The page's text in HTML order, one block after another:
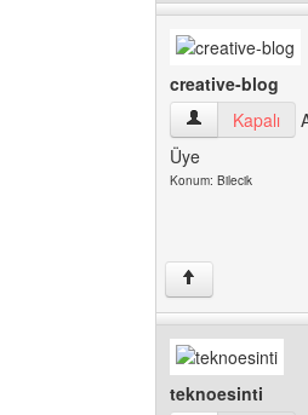
creative-blog
creative-blog
Kapalı
Üye
Konum: Bilecik
↑
teknoesinti